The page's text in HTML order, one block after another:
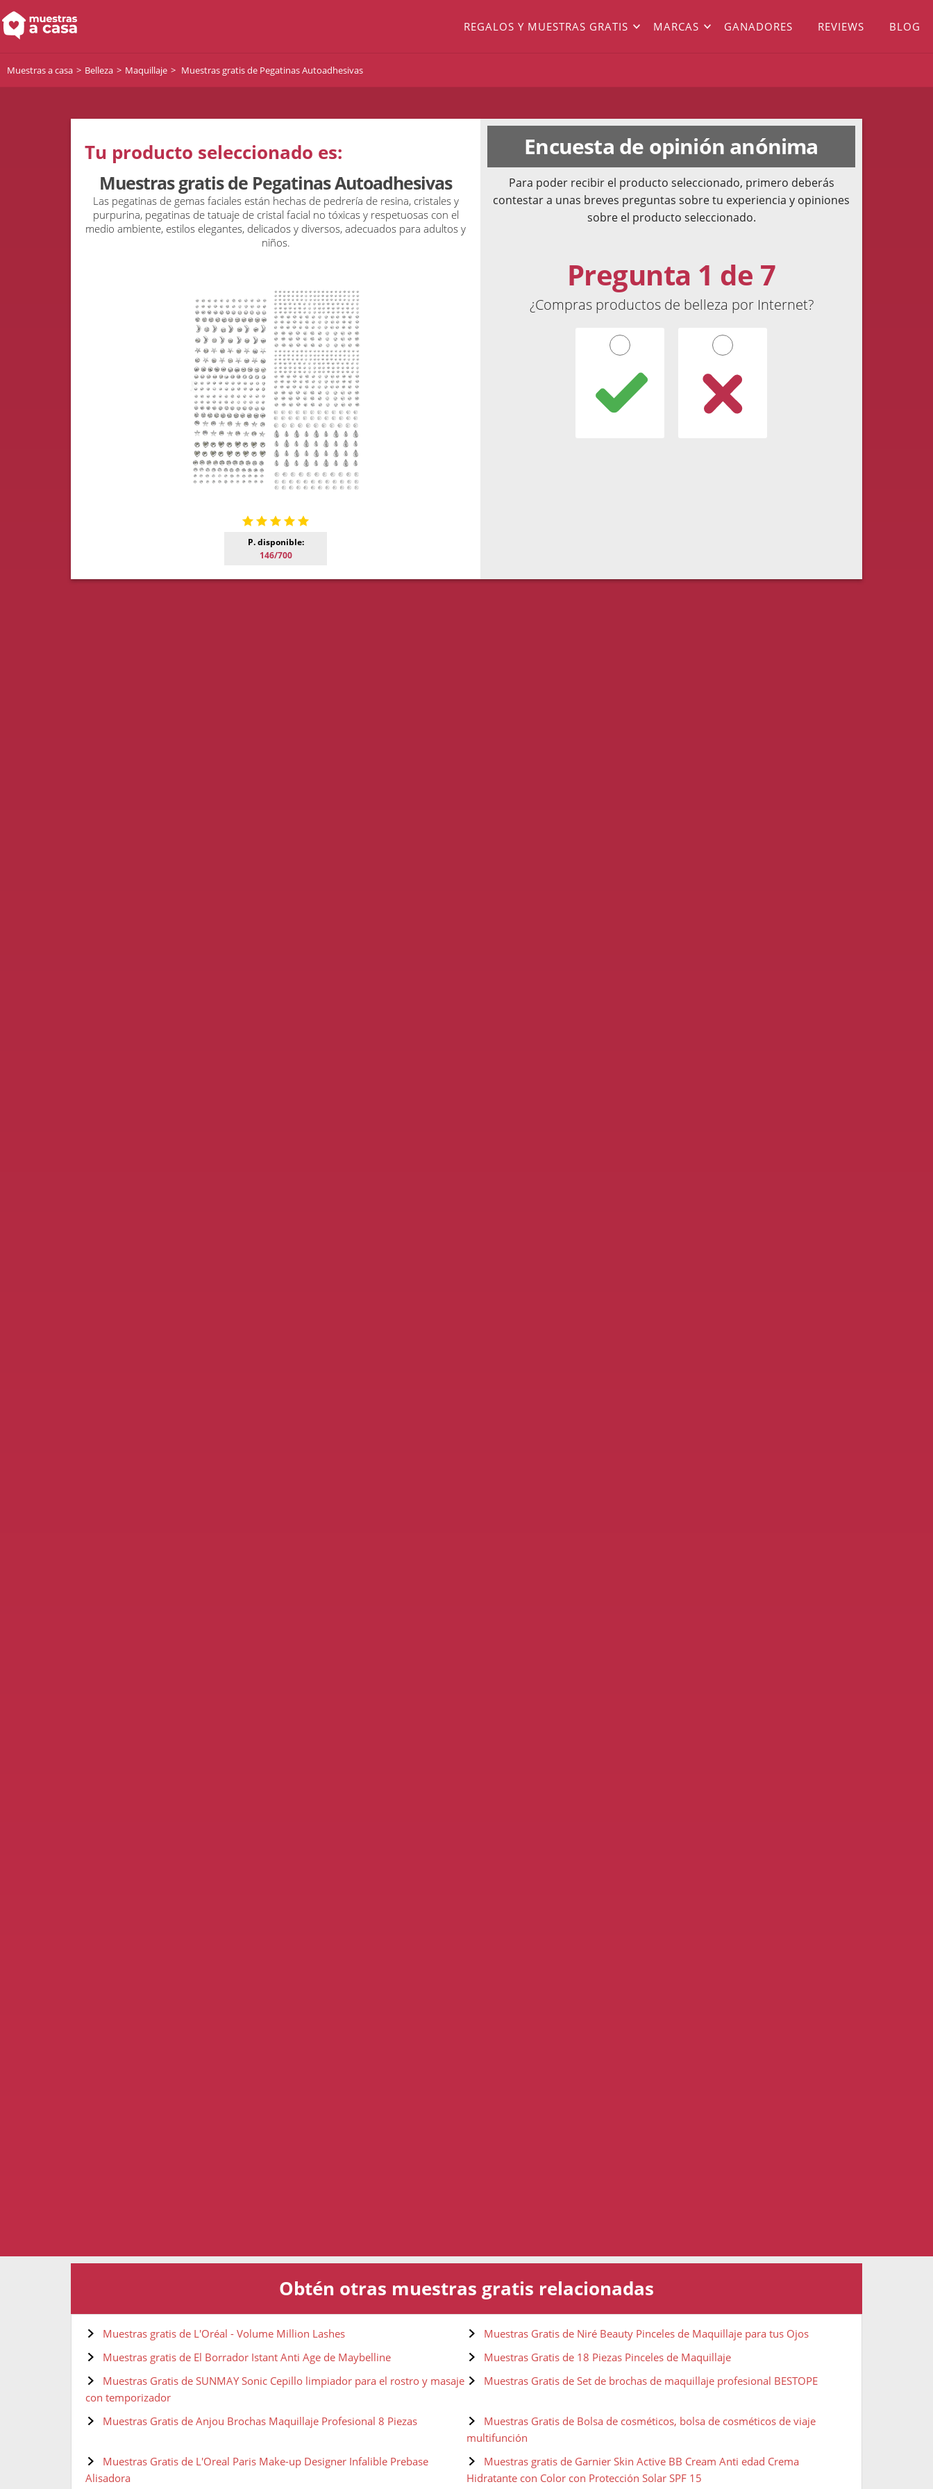
REGALOS Y MUESTRAS GRATIS MARCAS GANADORES REVIEWS BLOG
Muestras a casa Belleza Maquillaje Muestras gratis de Pegatinas Autoadhesivas
Tu producto seleccionado es:
Muestras gratis de Pegatinas Autoadhesivas
Las pegatinas de gemas faciales están hechas de pedrería de resina, cristales y
purpurina, pegatinas de tatuaje de cristal facial no tóxicas y respetuosas con el
medio ambiente, estilos elegantes, delicados y diversos, adecuados para adultos y
niños.
P. disponible:
146/700
Encuesta de opinión anónima
Para poder recibir el producto seleccionado, primero deberás
contestar a unas breves preguntas sobre tu experiencia y opiniones
sobre el producto seleccionado.
Pregunta 1 de 7
¿Compras productos de belleza por Internet?
Obtén otras muestras gratis relacionadas
Muestras gratis de L'Oréal - Volume Million Lashes
Muestras Gratis de Niré Beauty Pinceles de Maquillaje para tus Ojos
Muestras gratis de El Borrador Istant Anti Age de Maybelline
Muestras Gratis de 18 Piezas Pinceles de Maquillaje
Muestras Gratis de SUNMAY Sonic Cepillo limpiador para el rostro y masaje
con temporizador
Muestras Gratis de Set de brochas de maquillaje profesional BESTOPE
Muestras Gratis de Anjou Brochas Maquillaje Profesional 8 Piezas
Muestras Gratis de Bolsa de cosméticos, bolsa de cosméticos de viaje
multifunción
Muestras Gratis de L'Oreal Paris Make-up Designer Infalible Prebase
Alisadora
Muestras gratis de Garnier Skin Active BB Cream Anti edad Crema
Hidratante con Color con Protección Solar SPF 15